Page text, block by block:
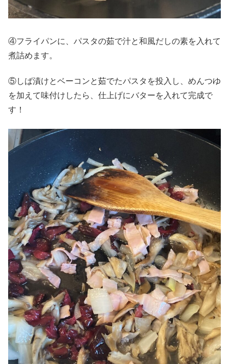
④フライパンに、パスタの茹で汁と和風だしの素を入れて
煮詰めます。
⑤しば漬けとベーコンと茹でたパスタを投入し、めんつゆ
を加えて味付けしたら、仕上げにバターを入れて完成で
す！